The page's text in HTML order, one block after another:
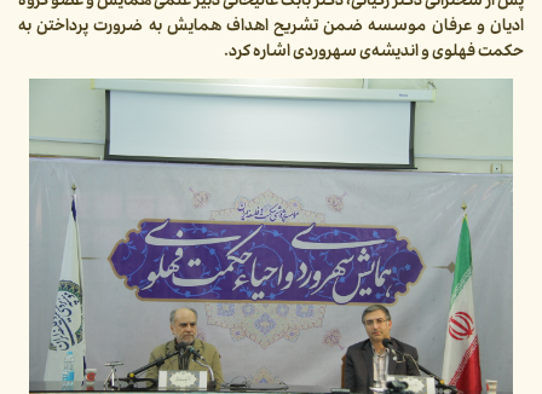
ادیان و عرفان موسسه ضمن تشریح اهداف همایش به ضرورت پرداختن به
حکمت فهلوی و اندیشه‌ی سهروردی اشاره کرد.